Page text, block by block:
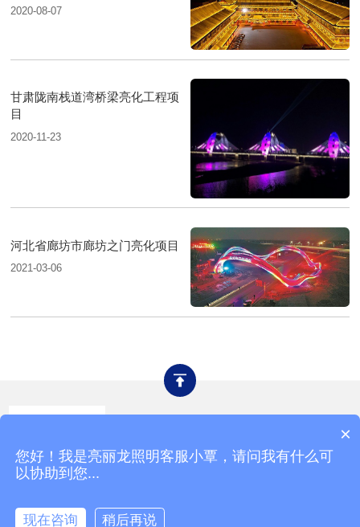
2020-08-07
甘肃陇南栈道湾桥梁亮化工程项
目
2020-11-23
河北省廊坊市廊坊之门亮化项目
2021-03-06
网站地图
×
您好！我是亮丽龙照明客服小覃，请问我有什么可
以协助到您...
现在咨询 稍后再说